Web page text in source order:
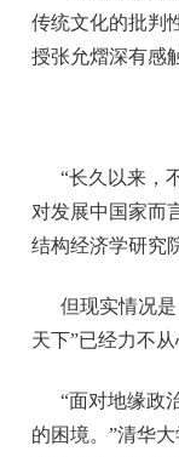
传统文化的批判
授张允熠深有感
“长久以来，
对发展中国家而
结构经济学研究
但现实情况
天下”已经力不从
“面对地缘政
的困境。”清华